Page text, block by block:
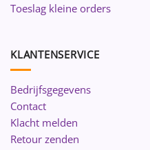
Toeslag kleine orders
KLANTENSERVICE
Bedrijfsgegevens
Contact
Klacht melden
Retour zenden